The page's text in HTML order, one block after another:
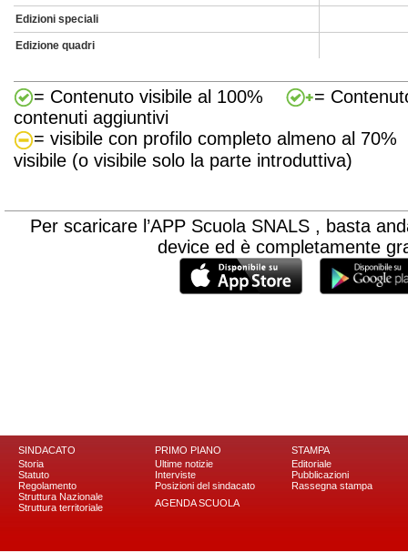
Edizioni speciali
Edizione quadri
= Contenuto visibile al 100%
=
contenuti aggiuntivi
= visibile con profilo completo almeno al
visibile (o visibile solo la parte introduttiva)
Per scaricare l’APP Scuola SNALS , basta
device ed è completamente
SINDACATO
Storia
Statuto
Regolamento
Struttura Nazionale
Struttura territoriale
PRIMO PIANO
Ultime notizie
Interviste
Posizioni del sindacato
AGENDA SCUOLA
STAMPA
Editoriale
Pubblicazioni
Rassegna stampa